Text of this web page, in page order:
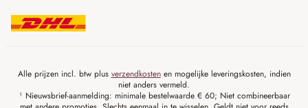
Alle prijzen incl. btw plus verzendkostenen mogelijke leveringskosten, indien
niet anders vermeld.
¹ Nieuwsbrief-aanmelding: minimale bestelwaarde € 60; Niet combineerbaar